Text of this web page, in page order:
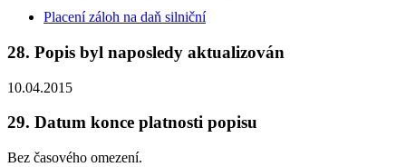
Placení záloh na daň silniční
28. Popis byl naposledy aktualizován
10.04.2015
29. Datum konce platnosti popisu
Bez časového omezení.